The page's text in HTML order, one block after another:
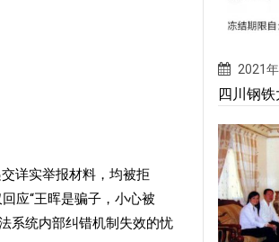
详实举报材料，均被拒
应“王晖是骗子，小心被
系统内部纠错机制失效的忧
2021
四川钢铁